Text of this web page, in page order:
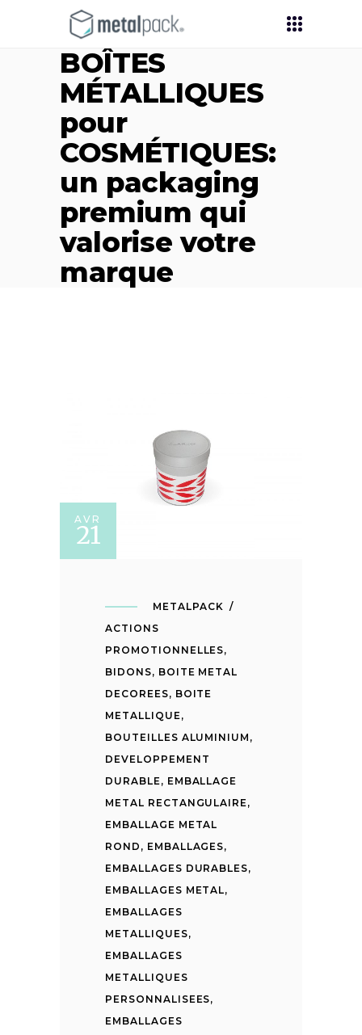
BOÎTES
MÉTALLIQUES
pour
COSMÉTIQUES:
un packaging
premium qui
valorise votre
marque
AVR
21
METALPACK
ACTIONS
PROMOTIONNELLES,
BIDONS, BOITE METAL
DECOREES, BOITE
METALLIQUE ,
BOUTEILLES ALUMINIUM ,
DEVELOPPEMENT
DURABLE , EMBALLAGE
METAL RECTANGULAIRE ,
EMBALLAGE METAL
ROND , EMBALLAGES,
EMBALLAGES DURABLES,
EMBALLAGES METAL,
EMBALLAGES
METALLIQUES,
EMBALLAGES
METALLIQUES
PERSONNALISEES,
EMBALLAGES